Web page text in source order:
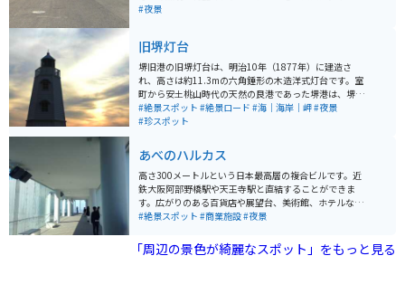
壁まで行け、車の中から夜景を楽しむ事ができるので暑
が見える事もある。ユーポスのCMに使われているスポッ
トです。
#夜景
旧堺灯台
堺旧港の旧堺灯台は、明治10年（1877年）に建造さ
れ、高さは約11.3mの六角錘形の木造洋式灯台です。室
町から安土桃山時代の天然の良港であった堺港は、堺の
人々により修築され、その原型が今の堺旧港となってい
ます。この灯台は、堺市民の寄付や堺県からの補助金で
てられました。 約1世紀の間、大阪湾を照らし続けたも
のの、昭和43年（1968年）の周辺の埋め立てにより使
用を停止しました。老朽化していたが、平成13年度から
18年度に保存修理工事が行われ、往時の姿を復元。現在
は国の指定史跡として保存され、堺のシンボルの一つと
して親しまれています。周辺には堺旧港や龍女神像など
産に登録された古墳もありますが、建物も古いものがか
なり残っています。旧堺灯台は日本最古の木造様式灯台
#絶景スポット #絶景ロード #海｜海岸｜岬#夜景
#珍スポット
あべのハルカス
高さ300メートルという日本最高層の複合ビルです。近
鉄大阪阿部野橋駅や天王寺駅と直結することができま
す。広がりのある百貨店や展望台、美術館、ホテルなど
様々な施設が出店しており、１日中楽しむことができま
めます。
#絶景スポット #商業施設#夜景
「周辺の景色が綺麗なスポット」をもっと見る